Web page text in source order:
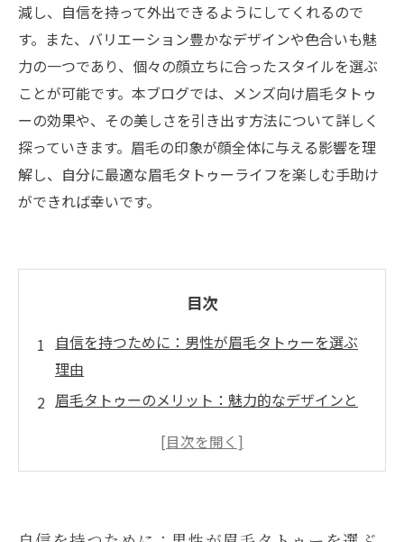
減し、自信を持って外出できるようにしてくれるので
す。また、バリエーション豊かなデザインや色合いも魅
力の一つであり、個々の顔立ちに合ったスタイルを選ぶ
ことが可能です。本ブログでは、メンズ向け眉毛タトゥ
ーの効果や、その美しさを引き出す方法について詳しく
探っていきます。眉毛の印象が顔全体に与える影響を理
解し、自分に最適な眉毛タトゥーライフを楽しむ手助け
ができれば幸いです。
目次
自信を持つために：男性が眉毛タトゥーを選ぶ
理由
眉毛タトゥーのメリット：魅力的なデザインと
あなたにぴったりのスタイルを見つける：眉毛